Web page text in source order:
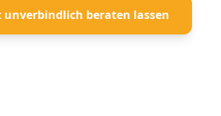
unverbindlich beraten lassen